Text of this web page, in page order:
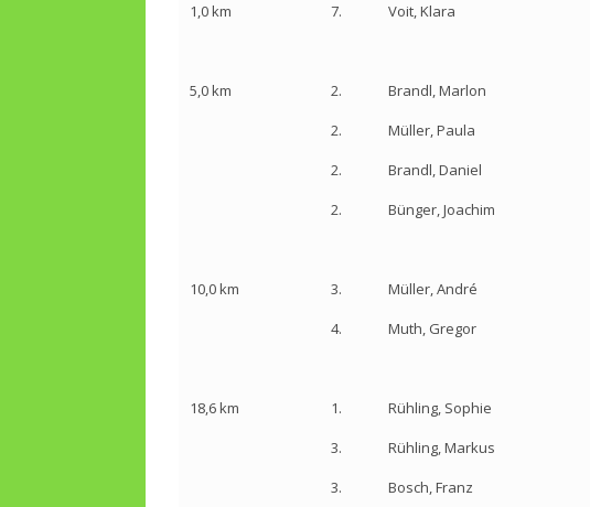
1,0 km 7. Voit, Klara
5,0 km 2. Brandl, Marlon
2.
Müller, Paula
2.
Brandl, Daniel
2.
Bünger, Joachim
10,0 km 3. Müller, André
4.
Muth, Gregor
18,6 km 1. Rühling, Sophie
3.
Rühling, Markus
3.
Bosch, Franz